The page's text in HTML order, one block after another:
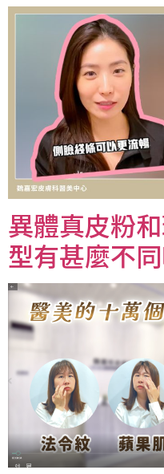
異體真皮粉
型有甚麼不